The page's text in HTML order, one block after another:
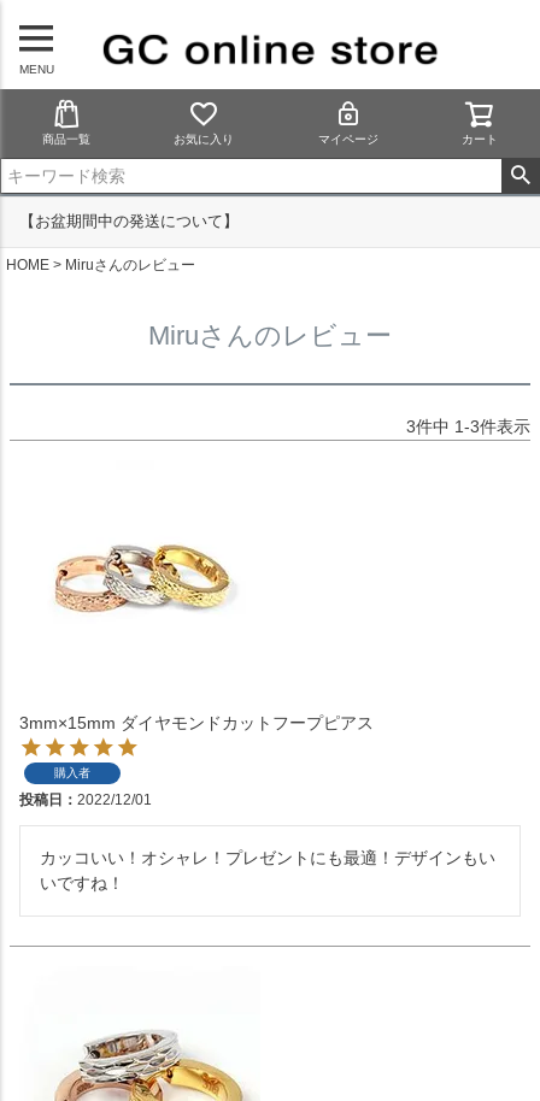
MENU
商品一覧 お気に入り マイページ カート
【お盆期間中の発送について】
HOME Miruさんのレビュー
Miruさんのレビュー
3件中 1-3件表示
3mm×15mm ダイヤモンドカットフープピアス
購入者
投稿日 2022/12/01
カッコいい！オシャレ！プレゼントにも最適！デザインもい
いですね！